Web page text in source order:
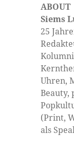
ABOUT
Siems
25
Uhren,
Beauty,
(Print,
als